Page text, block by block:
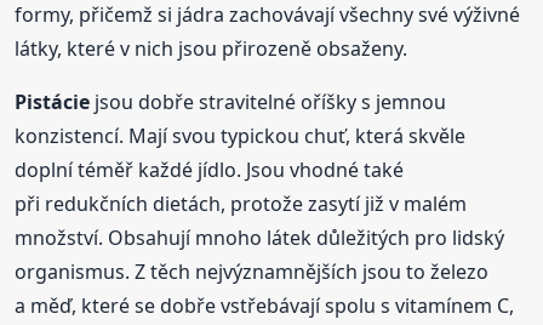
formy, přičemž si jádra zachovávají všechny své výživné
látky, které v nich jsou přirozeně obsaženy.
Pistácie jsou dobře stravitelné oříšky s jemnou
konzistencí. Mají svou typickou chuť, která skvěle
doplní téměř každé jídlo. Jsou vhodné také
při redukčních dietách, protože zasytí již v malém
množství. Obsahují mnoho látek důležitých pro lidský
organismus. Z těch nejvýznamnějších jsou to železo
a měď, které se dobře vstřebávají spolu s vitamínem C,